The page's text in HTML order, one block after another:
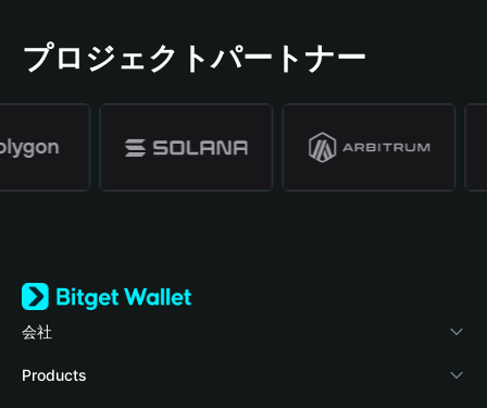
プロジェクトパートナー
会社
Bitget Walletについて
Products